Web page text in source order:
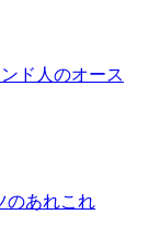
ド人のオース
のあれこれ